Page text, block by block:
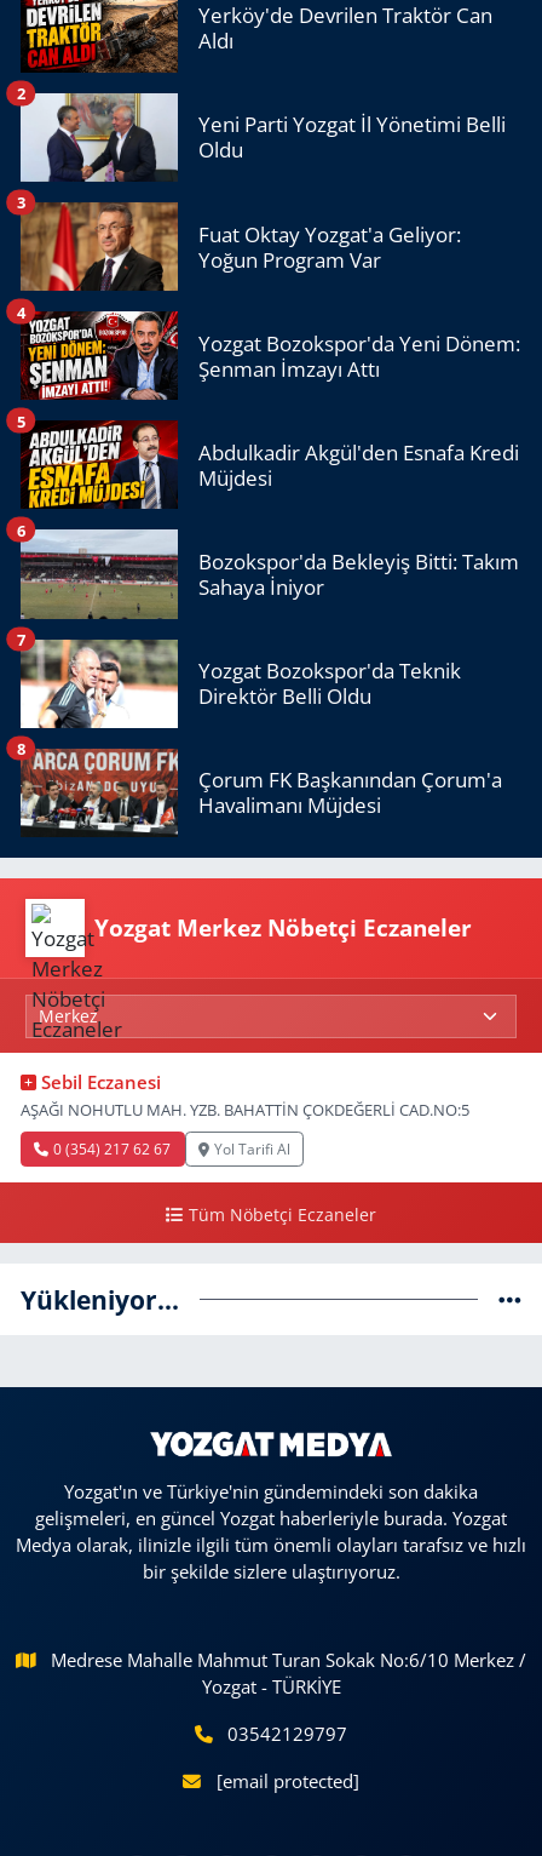
Yerköy'de Devrilen Traktör Can
Aldı
Yeni Parti Yozgat İl Yönetimi Belli
Oldu
2
Fuat Oktay Yozgat'a Geliyor:
Yoğun Program Var
3
Yozgat Bozokspor'da Yeni Dönem:
Şenman İmzayı Attı
4
Abdulkadir Akgül'den Esnafa Kredi
Müjdesi
5
Bozokspor'da Bekleyiş Bitti: Takım
Sahaya İniyor
6
Yozgat Bozokspor'da Teknik
Direktör Belli Oldu
7
Çorum FK Başkanından Çorum'a
Havalimanı Müjdesi
8
Yozgat Merkez Nöbetçi Eczaneler
Sebil Eczanesi
AŞAĞI NOHUTLU MAH. YZB. BAHATTİN ÇOKDEĞERLİ CAD.NO:5
0 (354) 217 62 67 Yol Tarifi Al
Tüm Nöbetçi Eczaneler
Yükleniyor...
Yozgat'ın ve Türkiye'nin gündemindeki son dakika
gelişmeleri, en güncel Yozgat haberleriyle burada. Yozgat
Medya olarak, ilinizle ilgili tüm önemli olayları tarafsız ve hızlı
bir şekilde sizlere ulaştırıyoruz.
Medrese Mahalle Mahmut Turan Sokak No:6/10 Merkez /
Yozgat - TÜRKİYE
03542129797
[email protected]